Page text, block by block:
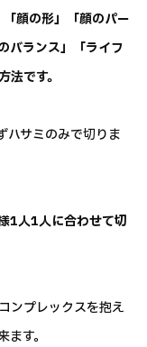
顔の形」「顔のパー
バランス」「ライフ
です。
ハサミのみで切りま
1人1人に合わせて切
ンプレックスを抱え
す。